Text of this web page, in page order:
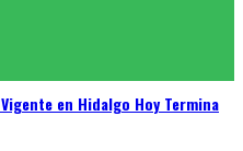
en Hidalgo Hoy Termina